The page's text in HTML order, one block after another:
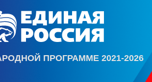
ПРОГРАММЕ 2021-2026